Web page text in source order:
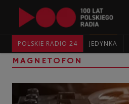
POLSKIE RADIO 24 JEDYNKA
MAGNETOFON